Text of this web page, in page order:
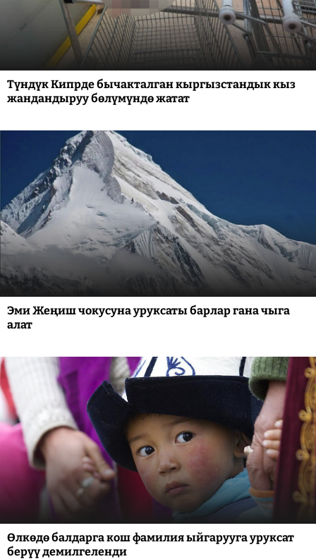
Түндүк Кипрде бычакталган кыргызстандык кыз
жандандыруу бөлүмүндө жатат
Эми Жеңиш чокусуна уруксаты барлар гана чыга
алат
Өлкөдө балдарга кош фамилия ыйгарууга уруксат
берүү демилгеленди